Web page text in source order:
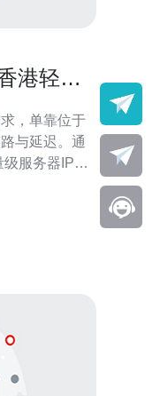
港轻量
，单靠位于
与延迟。通
服务器IP，